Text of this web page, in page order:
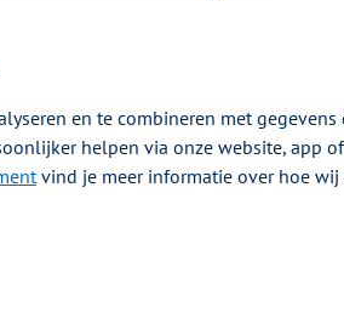
vergoeding voor alternatieve
voor alle verschillende
en te combineren met
helpen via onze website, app
vind je meer informatie over hoe wij